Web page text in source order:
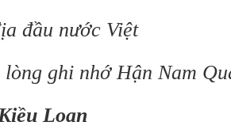
đầu nước Việt
ghi nhớ Hận Nam
Loan